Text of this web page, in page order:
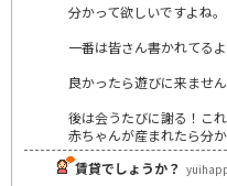
分かって欲しいですよね。
一番は皆さん書かれてる
良かったら遊びに来ませ
後は会うたびに謝る！こ
赤ちゃんが産まれたら分
賃貸でしょうか？